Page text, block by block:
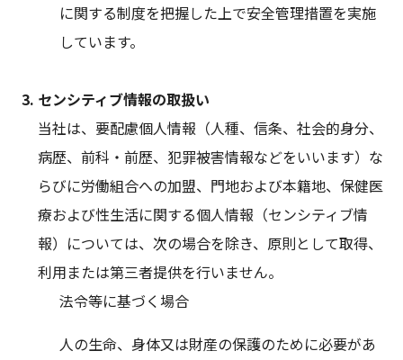
に関する制度を把握した上で安全管理措置を実施
しています。
センシティブ情報の取扱い
当社は、要配慮個人情報（人種、信条、社会的身分、
病歴、前科・前歴、犯罪被害情報などをいいます）な
らびに労働組合への加盟、門地および本籍地、保健医
療および性生活に関する個人情報（センシティブ情
報）については、次の場合を除き、原則として取得、
利用または第三者提供を行いません。
法令等に基づく場合
人の生命、身体又は財産の保護のために必要があ